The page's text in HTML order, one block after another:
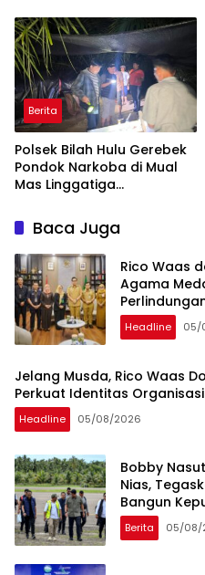
Kepulauan Nias
Berita
Polsek Bilah Hulu Gerebek
Pondok Narkoba di Mual
Mas Linggatiga
Baca Juga
Rico Waas
Agama
Pasca
Headline 05/
Jelang Musda, Rico Waas
Perkuat Identitas Organisasi
Headline 05/08/2026
Bobby
Nias,
Bangun
Berita 05/08/